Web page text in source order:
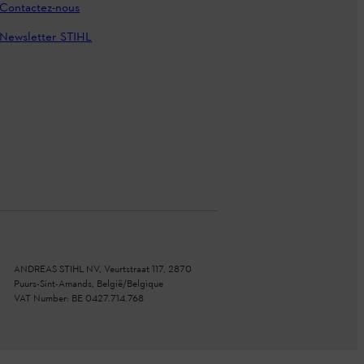
Contactez-nous
Newsletter STIHL
ANDREAS STIHL NV, Veurtstraat 117, 2870
Puurs-Sint-Amands, België/Belgique
VAT Number: BE 0427.714.768